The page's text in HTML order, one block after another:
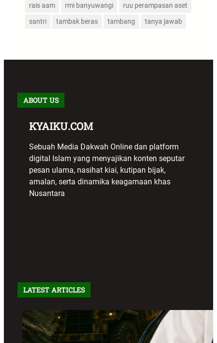
rais aam rmi banyuwangi ruu perampasan aset
santri tambak beras tambang tanya jawab
ABOUT US
KYAIKU.COM
Sebuah Media Dakwah Online dan platform
digital Islam yang menyajikan konten seputar
pesan ulama, nasihat kiai, kutipan bijak,
amalan, serta dinamika keagamaan khas
Nusantara
LATEST ARTICLES